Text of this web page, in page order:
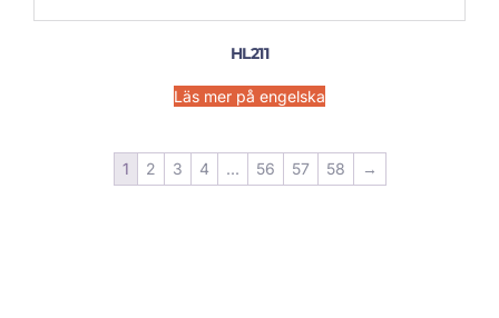
HL211
Läs mer på engelska
1 2 3 4 ... 56 57 58 →